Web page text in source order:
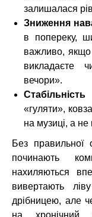
залишалася
Зниження
в попереку,
важливо, якщо
викладаєте
вечори».
«гуляти»,
на музиці, а не
Без правильної
починають
нахиляються
вивертають
дрібницею, але
на хронічний